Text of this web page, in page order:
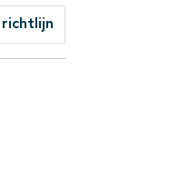
richtlijn